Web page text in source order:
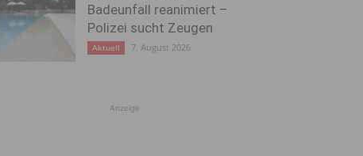
Badeunfall reanimiert –
Polizei sucht Zeugen
Aktuell 7. August 2026
Anzeige